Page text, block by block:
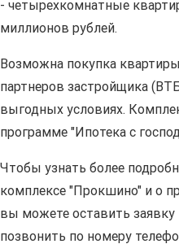
- четырехкомнатные
миллионов рублей.
Возможна покупка
партнеров застройщика
выгодных условиях.
программе "Ипотека с
Чтобы узнать более
комплексе "Прокшино" и о
вы можете оставить
позвонить по номеру